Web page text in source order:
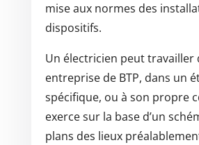
mise aux normes des
dispositifs.
Un électricien peut travailler
entreprise de BTP, dans un
spécifique, ou à son propre
exerce sur la base d’un
plans des lieux